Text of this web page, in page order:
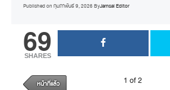
Published on กุมภาพันธ์ 9, 2026ByJamsai Editor
69
SHARES
หน้าที่แล้ว 1 of 2